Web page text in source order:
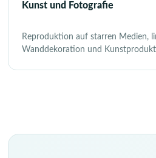
Kunst und Fotografie
Reproduktion auf starren Medien,
Wanddekoration und